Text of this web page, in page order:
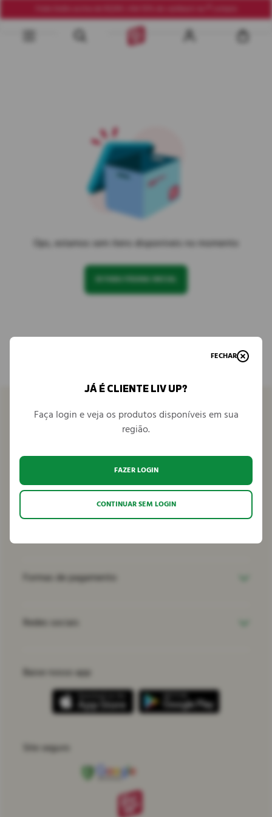
Ops, estamos sem itens disponíveis no momento
IR PARA PÁGINA INICIAL
Seja parceiro
Formas de pagamento
Redes sociais
Baixe nosso app
Site seguro
FECHAR
JÁ É CLIENTE LIV UP?
Faça login e veja os produtos disponíveis em sua
região.
FAZER LOGIN
CONTINUAR SEM LOGIN